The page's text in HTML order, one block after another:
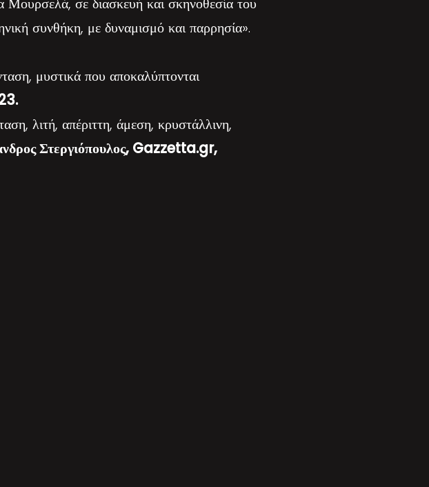
συνθήκη, με δυναμισμό και παρρησία».
μυστικά που αποκαλύπτονται
λιτή, απέριττη, άμεση, κρυστάλλινη,
Στεργιόπουλος, Gazzetta.gr,